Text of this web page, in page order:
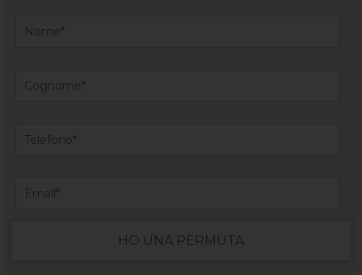
HO UNA PERMUTA